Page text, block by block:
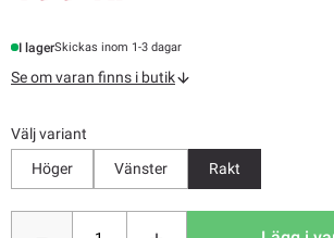
I lagerSkickas inom 1-3 dagar
Se om varan finns i butik
Välj variant
Höger
Vänster Rakt